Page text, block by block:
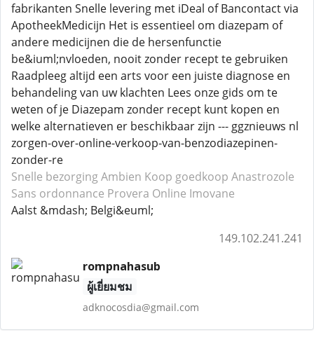
fabrikanten Snelle levering met iDeal of Bancontact via
ApotheekMedicijn Het is essentieel om diazepam of
andere medicijnen die de hersenfunctie
be&iuml;nvloeden, nooit zonder recept te gebruiken
Raadpleeg altijd een arts voor een juiste diagnose en
behandeling van uw klachten Lees onze gids om te
weten of je Diazepam zonder recept kunt kopen en
welke alternatieven er beschikbaar zijn --- ggznieuws nl
zorgen-over-online-verkoop-van-benzodiazepinen-
zonder-re
Snelle bezorging Ambien Koop goedkoop Anastrozole
Sans ordonnance Provera Online Imovane
Aalst &mdash; Belgi&euml;
149.102.241.241
rompnahasub
ผู้เยี่ยมชม
adknocosdia@gmail.com